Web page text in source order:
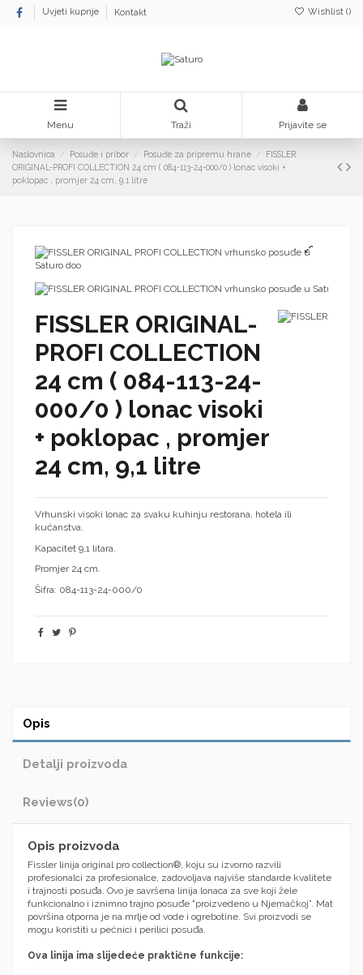
Uvjeti kupnje Kontakt Wishlist ()
Menu Traži Prijavite se
Naslovnica Posuđe i pribor Posuđe za pripremu hrane
FISSLER
ORIGINAL-PROFI COLLECTION 24 cm ( 084-113-24-000/0 ) lonac visoki +
poklopac , promjer 24 cm, 9,1 litre
FISSLER ORIGINAL-
PROFI COLLECTION
24 cm ( 084-113-24-
000/0 ) lonac visoki
+ poklopac , promjer
24 cm, 9,1 litre
Vrhunski visoki lonac za svaku kuhinju restorana, hotela ili
kućanstva.
Kapacitet 9,1 litara.
Promjer 24 cm.
Šifra: 084-113-24-000/0
Opis
Detalji proizvoda
Reviews(0)
Opis proizvoda
Fissler linija original pro collection®, koju su izvorno razvili
profesionalci za profesionalce, zadovoljava najviše standarde kvalitete
i trajnosti posuđa. Ovo je savršena linija lonaca za sve koji žele
funkcionalno i iznimno trajno posuđe "proizvedeno u Njemačkoj”. Mat
površina otporna je na mrlje od vode i ogrebotine. Svi proizvodi se
mogu koristiti u pećnici i perilici posuđa.
Ova linija ima slijedeće praktične funkcije: